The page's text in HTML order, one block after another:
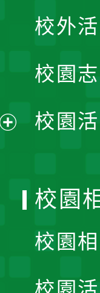
單
校外
校園
校園
校園
校園